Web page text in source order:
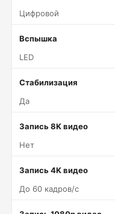
Цифровой
Вспышка
LED
Стабилизация
Да
Запись 8K видео
Нет
Запись 4K видео
До 60 кадров/c